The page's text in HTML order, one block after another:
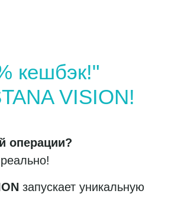
кешбэк!"
VISION!
операции?
запускает уникальную